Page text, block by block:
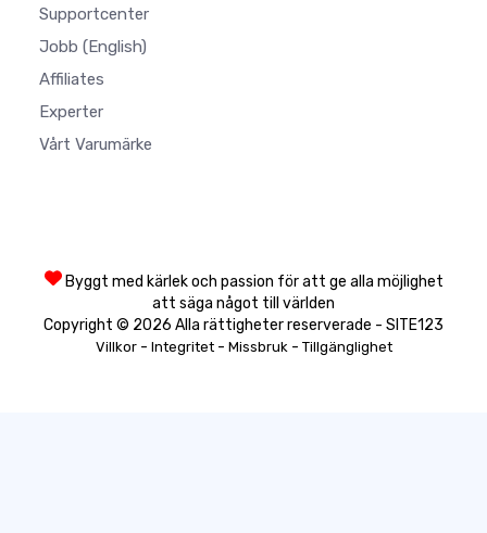
Supportcenter
Jobb (English)
Affiliates
Experter
Vårt Varumärke
Byggt med kärlek och passion för att ge alla möjlighet
att säga något till världen
Copyright © 2026 Alla rättigheter reserverade - SITE123
Villkor- Integritet- Missbruk- Tillgänglighet